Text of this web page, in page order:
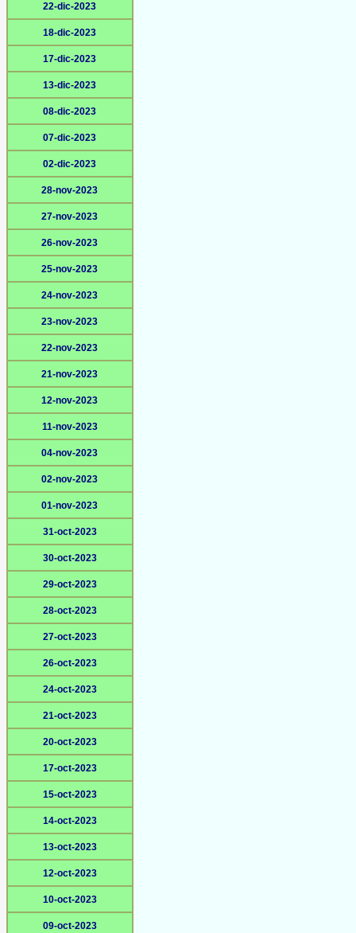
22-dic-2023
18-dic-2023
17-dic-2023
13-dic-2023
08-dic-2023
07-dic-2023
02-dic-2023
28-nov-2023
27-nov-2023
26-nov-2023
25-nov-2023
24-nov-2023
23-nov-2023
22-nov-2023
21-nov-2023
12-nov-2023
11-nov-2023
04-nov-2023
02-nov-2023
01-nov-2023
31-oct-2023
30-oct-2023
29-oct-2023
28-oct-2023
27-oct-2023
26-oct-2023
24-oct-2023
21-oct-2023
20-oct-2023
17-oct-2023
15-oct-2023
14-oct-2023
13-oct-2023
12-oct-2023
10-oct-2023
09-oct-2023